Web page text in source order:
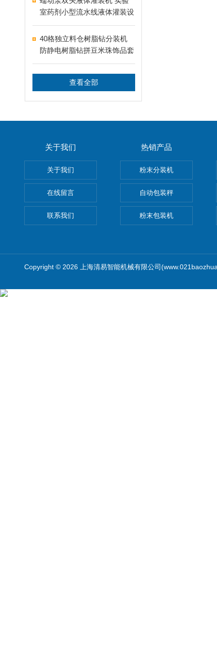
室药剂小型流水线液体灌装设
备
40格独立料仓树脂钻分装机
防静电树脂钻拼豆米珠饰品套
盒分装设备
查看全部
关于我们
关于我们
在线留言
联系我们
热销产品
粉末分装机
自动包装秤
粉末包装机
Copyright © 2026 上海清易智能机械有限公司